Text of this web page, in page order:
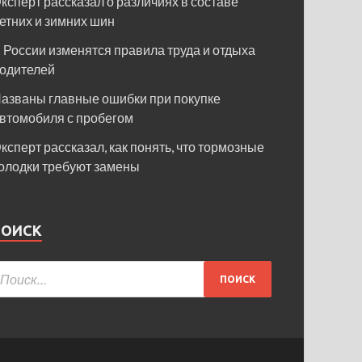
и зимних шин
России изменятся правила труда и отдыха
главные ошибки при покупке
с пробегом
рассказал, как понять, что тормозные
требуют замены